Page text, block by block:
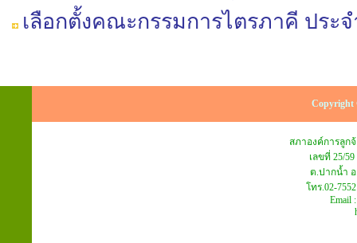
เลือกตั้งคณะกรรมการไตรภาคี ประจ
Copyright
สภาองค์การลูก
เลขที่ 25/
ต.ปากน้ำ อ
โทร.02-
Email